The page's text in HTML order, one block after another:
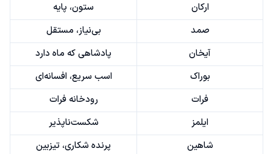
ارکان
ستون، پایه
صمد
بی‌نیاز، مستقل
آیخان
پادشاهی که ماه دارد
بوراک
اسب سریع، افسانه‌ای
فرات
رودخانه فرات
ایلمز
شکست‌ناپذیر
شاهین
پرنده شکاری، تیزبین